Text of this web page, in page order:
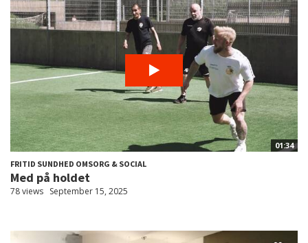
01:34
FRITID SUNDHED OMSORG & SOCIAL
Med på holdet
78 views September 15, 2025